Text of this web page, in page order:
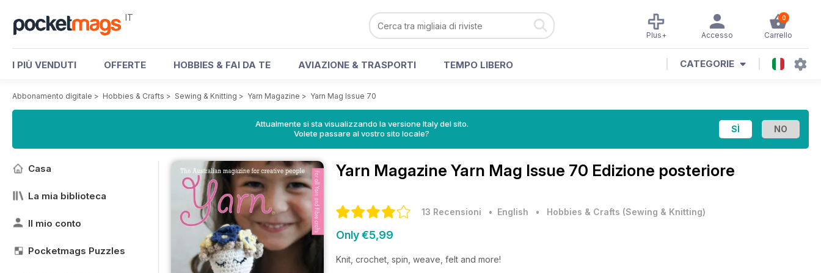
IT 0
Carrello
Accesso
Plus+
I PIÙ VENDUTI OFFERTE HOBBIES & FAI DA TE AVIAZIONE & TRASPORTI TEMPO LIBERO CATEGORIE
Abbonamento digitale > Hobbies & Crafts > Sewing & Knitting > Yarn Magazine > Yarn Mag Issue 70
Attualmente si sta visualizzando la versione Italy del sito.
Volete passare al vostro sito locale?
Casa
La mia biblioteca
Il mio conto
Pocketmags Puzzles
Yarn Magazine Yarn Mag Issue 70 Edizione posteriore
13 Recensioni • English • Hobbies & Crafts (Sewing & Knitting)
Only €5,99
Knit, crochet, spin, weave, felt and more!